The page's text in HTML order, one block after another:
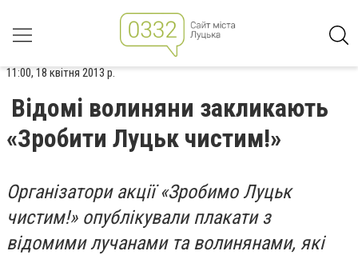
11:00, 18 квітня 2013 р.
Відомі волиняни закликають
«Зробити Луцьк чистим!»
Організатори акції «Зробимо Луцьк
чистим!» опублікували плакати з
відомими лучанами та волинянами, які